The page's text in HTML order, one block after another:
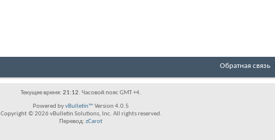
Обратная связь
Текущее время: 21:12. Часовой пояс GMT +4.
Powered byvBulletin™ Version 4.0.5
Copyright © 2026 vBulletin Solutions, Inc. All rights reserved.
Перевод: zCarot